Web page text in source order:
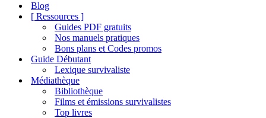
navigation
Blog
[ Ressources ]
Guides PDF gratuits
Nos manuels pratiques
Bons plans et Codes promos
Guide Débutant
Lexique survivaliste
Médiathèque
Bibliothèque
Films et émissions survivalistes
Top livres